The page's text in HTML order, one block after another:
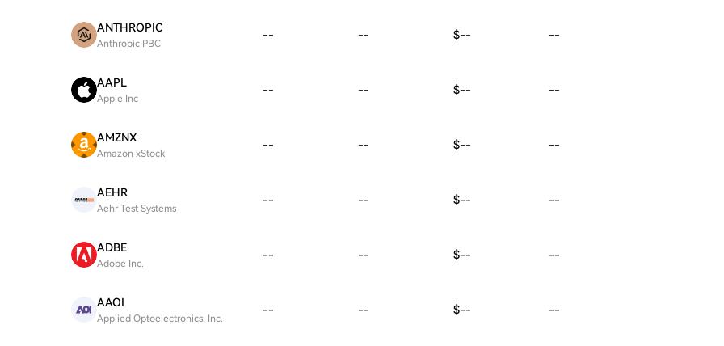
ANTHROPIC
Anthropic PBC
-- -- $-- --
AAPL
Apple Inc
-- -- $-- --
AMZNX
Amazon xStock
-- -- $-- --
AEHR
Aehr Test Systems
-- -- $-- --
ADBE
Adobe Inc.
-- -- $-- --
AAOI
Applied Optoelectronics, Inc.
-- -- $-- --